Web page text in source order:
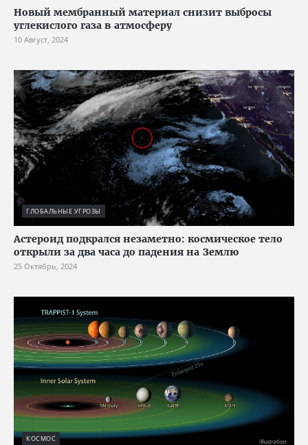
Новый мембранный материал снизит выбросы
углекислого газа в атмосферу
10 Август, 2024
ГЛОБАЛЬНЫЕ УГРОЗЫ
Астероид подкрался незаметно: космическое тело
открыли за два часа до падения на Землю
25 Октябрь, 2024
КОСМОС